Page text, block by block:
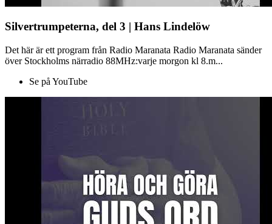
Silvertrumpeterna, del 3 | Hans Lindelöw
Det här är ett program från Radio Maranata Radio Maranata sänder
över Stockholms närradio 88MHz:varje morgon kl 8.m...
Se på YouTube